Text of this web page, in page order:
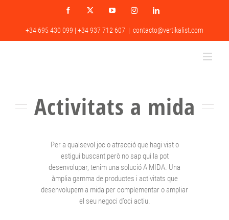
Facebook
X YouTubeInstagramLinkedIn
+34 695 430 099 | +34 937 712 607 | contacto@vertikalist.com
Activitats a mida
Per a qualsevol joc o atracció que hagi vist o
estigui buscant però no sap qui la pot
desenvolupar, tenim una solució A MIDA. Una
àmplia gamma de productes i activitats que
desenvolupem a mida per complementar o ampliar
el seu negoci d’oci actiu.